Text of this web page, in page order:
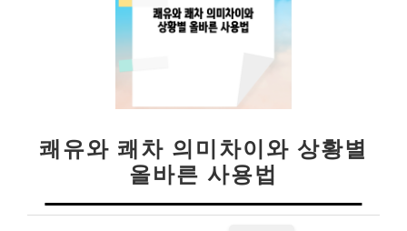
쾌유와 쾌차 의미차이와 상황별
올바른 사용법